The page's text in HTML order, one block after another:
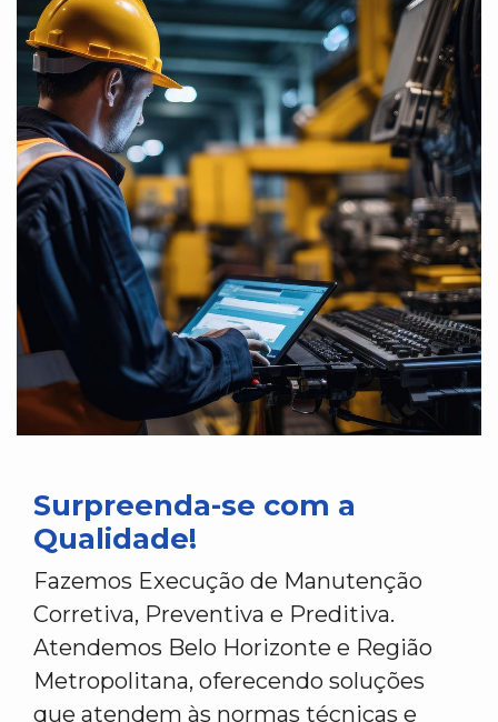
Surpreenda-se com a
Qualidade!
Fazemos Execução de Manutenção
Corretiva, Preventiva e Preditiva.
Atendemos Belo Horizonte e Região
Metropolitana, oferecendo soluções
que atendem às normas técnicas e